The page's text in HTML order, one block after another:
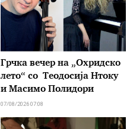
Грчка вечер на „Охридско
лето“ со Теодосија Нтоку
и Масимо Полидори
07/08/2026 07:08